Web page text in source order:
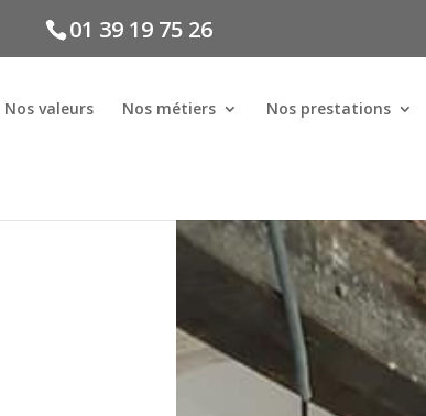
01 39 19 75 26
Nos valeurs Nos métiers Nos prestations